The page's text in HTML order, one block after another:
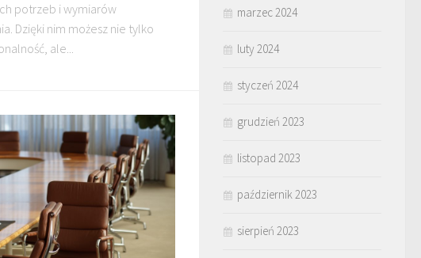
potrzeb i wymiarów
Dzięki nim możesz nie tylko
ale...
marzec 2024
luty 2024
styczeń 2024
grudzień 2023
listopad 2023
październik 2023
sierpień 2023